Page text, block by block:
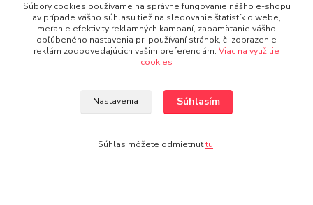
Súbory cookies používame na správne fungovanie nášho e-shopu
av prípade vášho súhlasu tiež na sledovanie štatistík o webe,
meranie efektivity reklamných kampaní, zapamätanie vášho
obľúbeného nastavenia pri používaní stránok, či zobrazenie
reklám zodpovedajúcich vašim preferenciám. Viac na využitie
cookies
Nastavenia Súhlasím
Súhlas môžete odmietnuťtu.